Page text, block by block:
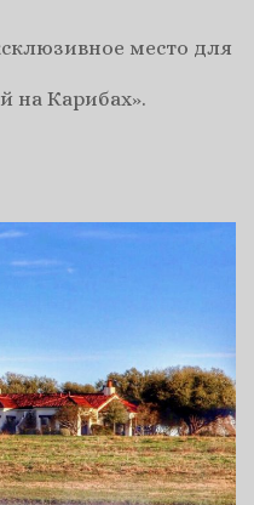
место для
на Карибах».